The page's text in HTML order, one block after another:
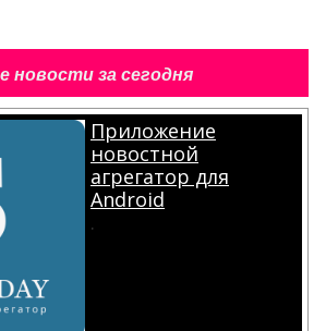
новости за сегодня
Приложение
новостной
агрегатор для
Android
.